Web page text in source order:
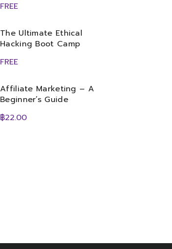
FREE
The Ultimate Ethical
Hacking Boot Camp
FREE
Affiliate Marketing – A
Beginner’s Guide
฿22.00